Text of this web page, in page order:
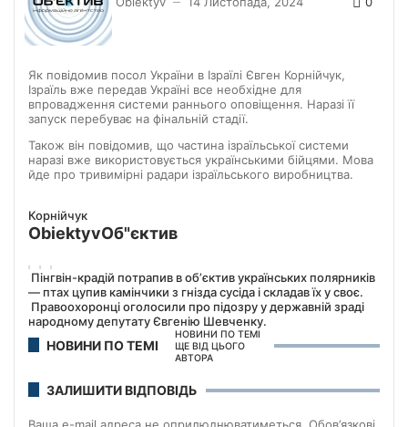
—
Як повідомив посол України в Ізраїлі Євген Корнійчук,
Ізраїль вже передав Україні все необхідне для
впровадження системи раннього оповіщення. Наразі її
запуск перебуває на фінальній стадії.
Також він повідомив, що частина ізраїльської системи
наразі вже використовується українськими бійцями. Мова
йде про тривимірні радари ізраїльського виробництва.
Корнійчук
ObiektyvОб"єктив
Пінгвін-крадій потрапив в обʼєктив українських полярників
— птах цупив камінчики з гнізда сусіда і складав їх у своє.
Правоохоронці оголосили про підозру у державній зраді
народному депутату Євгенію Шевченку.
НОВИНИ ПО ТЕМІ
НОВИНИ ПО ТЕМІ
ЩЕ ВІД ЦЬОГО
АВТОРА
ЗАЛИШИТИ ВІДПОВІДЬ